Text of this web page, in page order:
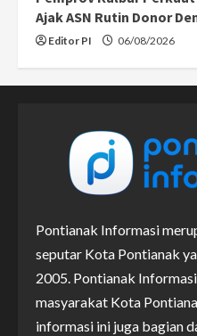
Ajak ASN Rutin Donor
Editor PI 06/08/2026
Pontianak Informasi
seputar Kota Pontianak
2005. Pontianak
masyarakat Kota
informasi ini juga bagian